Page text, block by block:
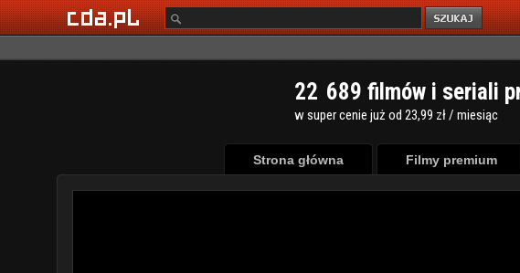
22 689 filmów i seriali
w super cenie już od 23,99 zł / miesiąc
Strona główna Filmy premium